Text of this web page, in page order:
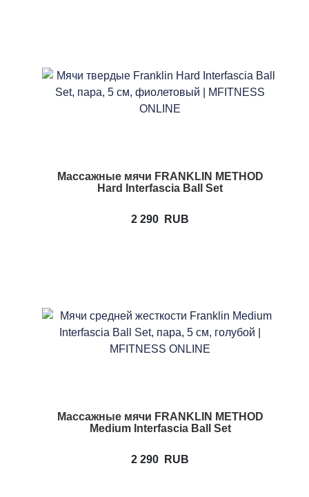
Массажные мячи FRANKLIN METHOD
Hard Interfascia Ball Set
2 290 RUB
Массажные мячи FRANKLIN METHOD
Medium Interfascia Ball Set
2 290 RUB